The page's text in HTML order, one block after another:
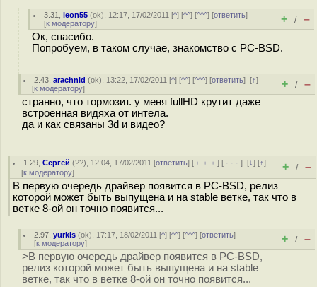
3.31 ,leon55 (ok), 12:17, 17/02/2011 [^] [^^] [^^^] [ответить]
[к модератору] + / –
Ок, спасибо.
Попробуем, в таком случае, знакомство с PC-BSD.
2.43 ,arachnid (ok), 13:22, 17/02/2011 [^] [^^] [^^^] [ответить][↑]
[к модератору] + / –
странно, что тормозит. у меня fullHD крутит даже
встроенная видяха от интела.
да и как связаны 3d и видео?
1.29 ,Сергей (??), 12:04, 17/02/2011 [ответить] [ ﹢﹢﹢] [ · · ·][↓] [↑]
[к модератору] + / –
В первую очередь драйвер появится в PC-BSD, релиз
которой может быть выпущена и на stable ветке, так что в
ветке 8-ой он точно появится...
2.97 ,yurkis (ok), 17:17, 18/02/2011 [^] [^^] [^^^] [ответить]
[к модератору] + / –
>В первую очередь драйвер появится в PC-BSD,
релиз которой может быть выпущена и на stable
ветке, так что в ветке 8-ой он точно появится...